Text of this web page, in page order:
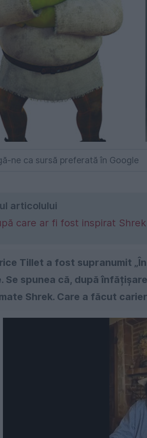
ne ca sursă preferată în Google
articolului
care ar fi fost inspirat Shrek
Tillet a fost supranumit
Se spunea că, după
Shrek. Care a făcut